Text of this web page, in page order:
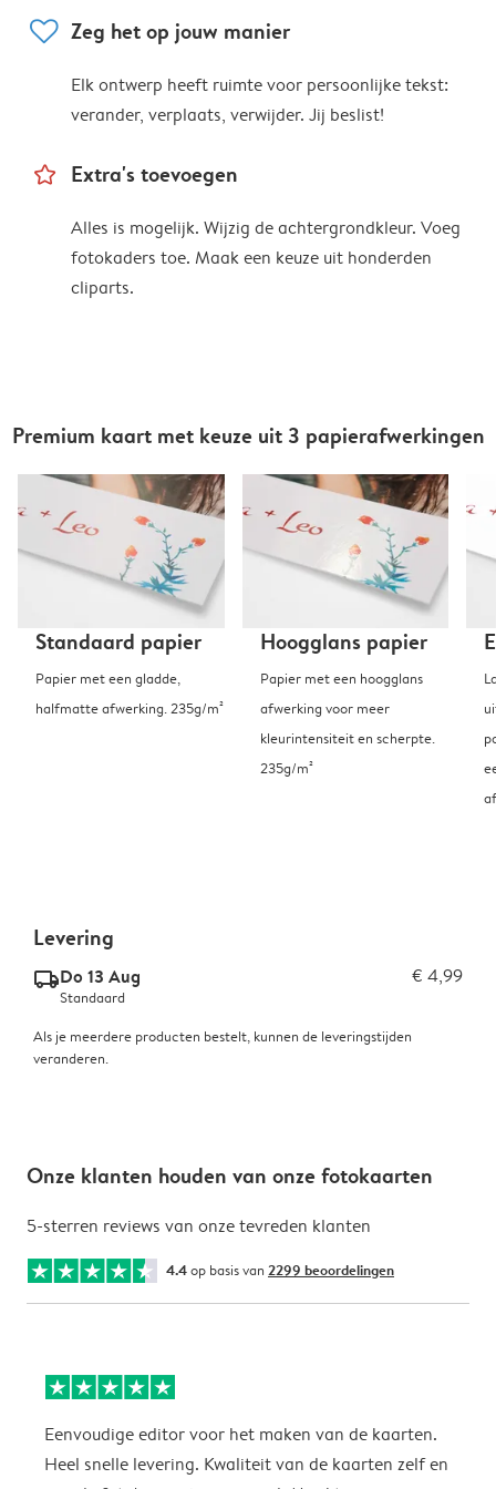
heart Zeg het op jouw manier
Elk ontwerp heeft ruimte voor persoonlijke tekst:
verander, verplaats, verwijder. Jij beslist!
star_outline Extra's toevoegen
Alles is mogelijk. Wijzig de achtergrondkleur. Voeg
fotokaders toe. Maak een keuze uit honderden
cliparts.
Premium kaart met keuze uit 3 papierafwerkingen
Standaard papier
Papier met een gladde,
halfmatte afwerking. 235g/m²
Hoogglans papier
Papier met een hoogglans
afwerking voor meer
kleurintensiteit en scherpte.
235g/m²
Levering
delivery_standard_v2Do 13 Aug € 4,99
Standaard
Als je meerdere producten bestelt, kunnen de leveringstijden
veranderen.
Onze klanten houden van onze fotokaarten
5-sterren reviews van onze tevreden klanten
4.4op basis van 2299 beoordelingen
Eenvoudige editor voor het maken van de kaarten.
Heel snelle levering. Kwaliteit van de kaarten zelf en